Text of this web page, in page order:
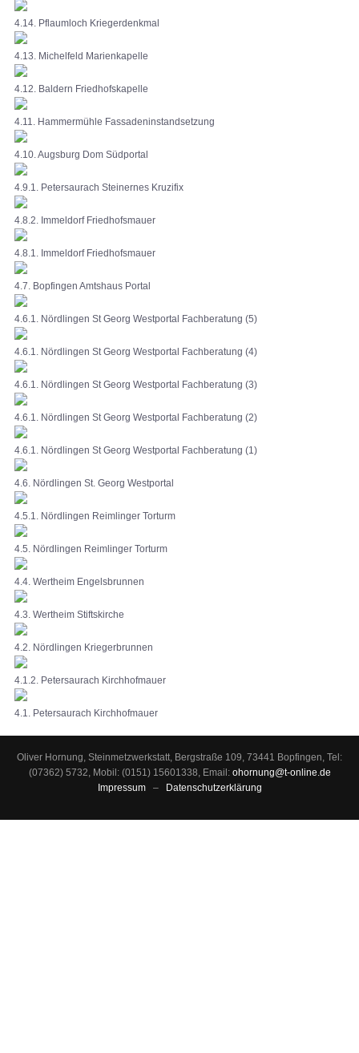
4.14. Pflaumloch Kriegerdenkmal
4.13. Michelfeld Marienkapelle
4.12. Baldern Friedhofskapelle
4.11. Hammermühle Fassadeninstandsetzung
4.10. Augsburg Dom Südportal
4.9.1. Petersaurach Steinernes Kruzifix
4.8.2. Immeldorf Friedhofsmauer
4.8.1. Immeldorf Friedhofsmauer
4.7. Bopfingen Amtshaus Portal
4.6.1. Nördlingen St Georg Westportal Fachberatung (5)
4.6.1. Nördlingen St Georg Westportal Fachberatung (4)
4.6.1. Nördlingen St Georg Westportal Fachberatung (3)
4.6.1. Nördlingen St Georg Westportal Fachberatung (2)
4.6.1. Nördlingen St Georg Westportal Fachberatung (1)
4.6. Nördlingen St. Georg Westportal
4.5.1. Nördlingen Reimlinger Torturm
4.5. Nördlingen Reimlinger Torturm
4.4. Wertheim Engelsbrunnen
4.3. Wertheim Stiftskirche
4.2. Nördlingen Kriegerbrunnen
4.1.2. Petersaurach Kirchhofmauer
4.1. Petersaurach Kirchhofmauer
Oliver Hornung, Steinmetzwerkstatt, Bergstraße 109, 73441 Bopfingen, Tel:
(07362) 5732, Mobil: (0151) 15601338, Email:ohornung@t-online.de
Impressum– Datenschutzerklärung